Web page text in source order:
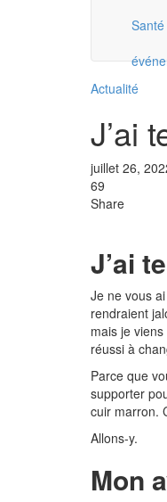
Actualité
J’ai
juillet 26,
69
Share
J’ai
Je ne vous
rendraient
mais je
réussi à
Parce que
supporter
cuir marron.
Allons-y.
Mon